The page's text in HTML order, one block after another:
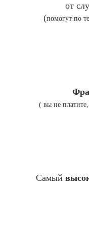
от
(помогут по
( вы не
Самый